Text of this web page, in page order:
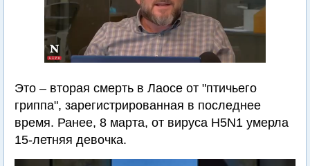
Это – вторая смерть в Лаосе от "птичьего
гриппа", зарегистрированная в последнее
время. Ранее, 8 марта, от вируса H5N1 умерла
15-летняя девочка.